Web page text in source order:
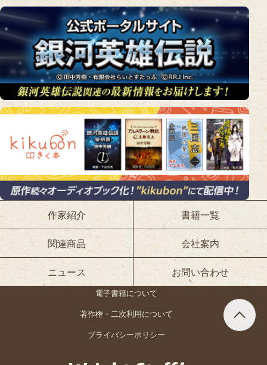
作家紹介 書籍一覧
関連商品 会社案内
ニュース お問い合わせ
電子書籍について
著作権・二次利用について
プライバシーポリシー